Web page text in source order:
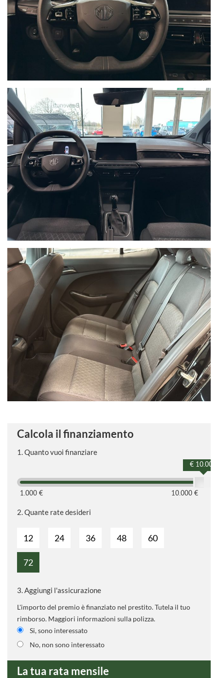
Calcola il finanziamento
1. Quanto vuoi finanziare
1.000 € 10.000 €
€ 10.000
2. Quante rate desideri
12 24 36 48 60
72
3. Aggiungi l'assicurazione
L'importo del premio è finanziato nel prestito. Tutela il tuo
rimborso. Maggiori informazioni sulla polizza.
Si, sono interessato
No, non sono interessato
La tua rata mensile